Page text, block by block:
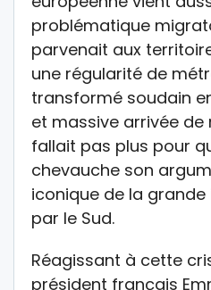
problématique
parvenait aux
une régularité de
transformé soudain
et massive arrivée de
fallait pas plus pour
chevauche son
iconique de la grande
par le Sud.
Réagissant à cette
président français